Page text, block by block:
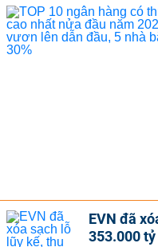
EVN đã
353.000